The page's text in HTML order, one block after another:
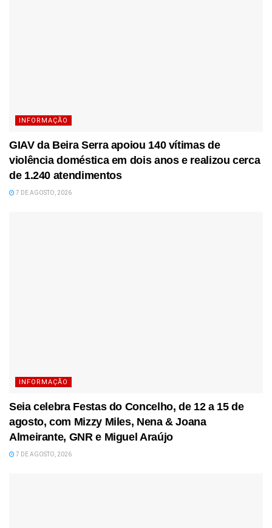
INFORMAÇÃO
GIAV da Beira Serra apoiou 140 vítimas de
violência doméstica em dois anos e realizou cerca
de 1.240 atendimentos
7 DE AGOSTO, 2026
INFORMAÇÃO
Seia celebra Festas do Concelho, de 12 a 15 de
agosto, com Mizzy Miles, Nena & Joana
Almeirante, GNR e Miguel Araújo
7 DE AGOSTO, 2026